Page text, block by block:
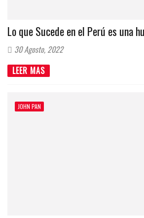
Lo que Sucede en el Perú es una
30 Agosto, 2022
LEER MAS
JOHN PAN